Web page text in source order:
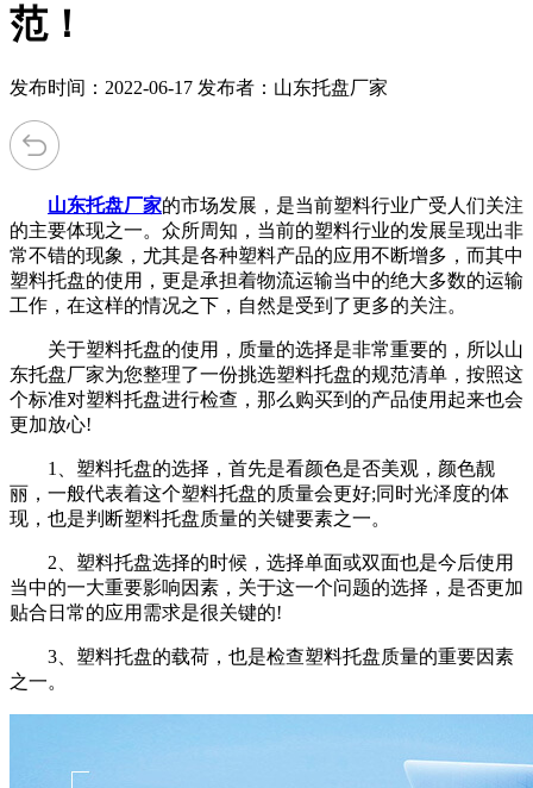
范！
发布时间：2022-06-17 发布者：山东托盘厂家
山东托盘厂家的市场发展，是当前塑料行业广受人们关注
的主要体现之一。众所周知，当前的塑料行业的发展呈现出非
常不错的现象，尤其是各种塑料产品的应用不断增多，而其中
塑料托盘的使用，更是承担着物流运输当中的绝大多数的运输
工作，在这样的情况之下，自然是受到了更多的关注。
关于塑料托盘的使用，质量的选择是非常重要的，所以山
东托盘厂家为您整理了一份挑选塑料托盘的规范清单，按照这
个标准对塑料托盘进行检查，那么购买到的产品使用起来也会
更加放心!
1、塑料托盘的选择，首先是看颜色是否美观，颜色靓
丽，一般代表着这个塑料托盘的质量会更好;同时光泽度的体
现，也是判断塑料托盘质量的关键要素之一。
2、塑料托盘选择的时候，选择单面或双面也是今后使用
当中的一大重要影响因素，关于这一个问题的选择，是否更加
贴合日常的应用需求是很关键的!
3、塑料托盘的载荷，也是检查塑料托盘质量的重要因素
之一。